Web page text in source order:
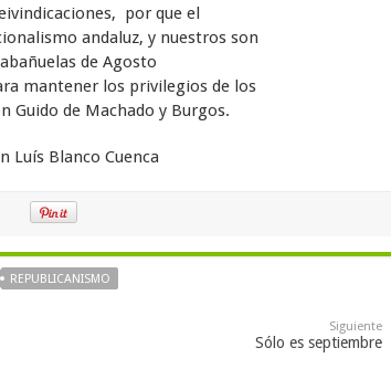
por que el
andaluz, y nuestros son
de Agosto
mantener los privilegios de los
Guido de Machado y Burgos.
Luís Blanco Cuenca
REPUBLICANISMO
Siguiente
Sólo es septiembre